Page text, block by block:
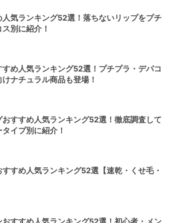
人気ランキング52選！落ちないリップをプチ
別に紹介！
め人気ランキング52選！プチプラ・デパコ
ナチュラル商品も登場！
おすすめ人気ランキング52選！徹底調査して
イプ別に紹介！
すすめ人気ランキング52選【速乾・くせ毛・